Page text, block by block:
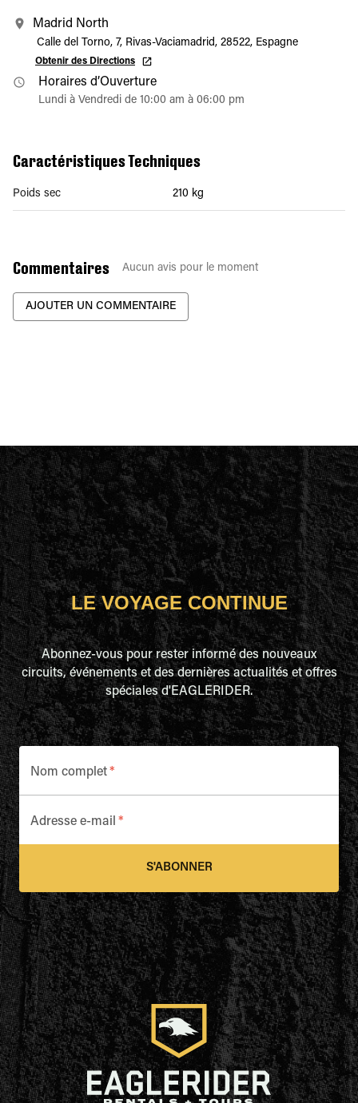
Madrid North
Calle del Torno, 7, Rivas-Vaciamadrid, 28522, Espagne
Obtenir des Directions
Horaires d’Ouverture
Lundi à Vendredi de 10:00 am à 06:00 pm
Caractéristiques Techniques
Poids sec 210 kg
Commentaires Aucun avis pour le moment
AJOUTER UN COMMENTAIRE
LE VOYAGE CONTINUE
Abonnez-vous pour rester informé des nouveaux
circuits, événements et des dernières actualités et offres
spéciales d'EAGLERIDER.
Nom complet*
Adresse e-mail *
S'ABONNER